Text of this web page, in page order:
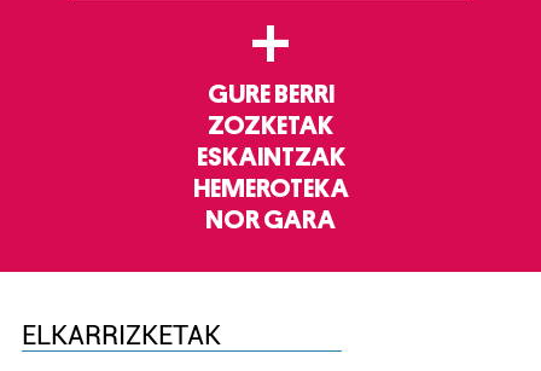
+
GURE BERRI
ZOZKETAK
ESKAINTZAK
HEMEROTEKA
NOR GARA
ELKARRIZKETAK